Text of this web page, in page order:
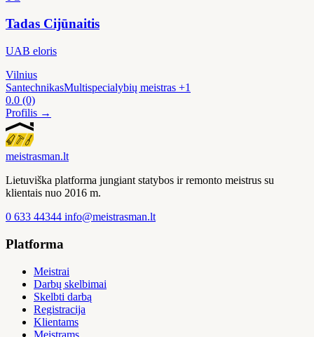
Tadas Cijūnaitis
UAB eloris
Vilnius
SantechnikasMultispecialybių meistras +1
0.0 (0)
Profilis →
meistrasman.lt
Lietuviška platforma jungiant statybos ir remonto meistrus su
klientais nuo 2016 m.
0 633 44344 info@meistrasman.lt
Platforma
Meistrai
Darbų skelbimai
Skelbti darbą
Registracija
Klientams
Meistrams